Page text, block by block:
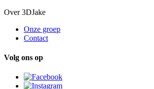
Over 3DJake
Onze groep
Contact
Volg ons op